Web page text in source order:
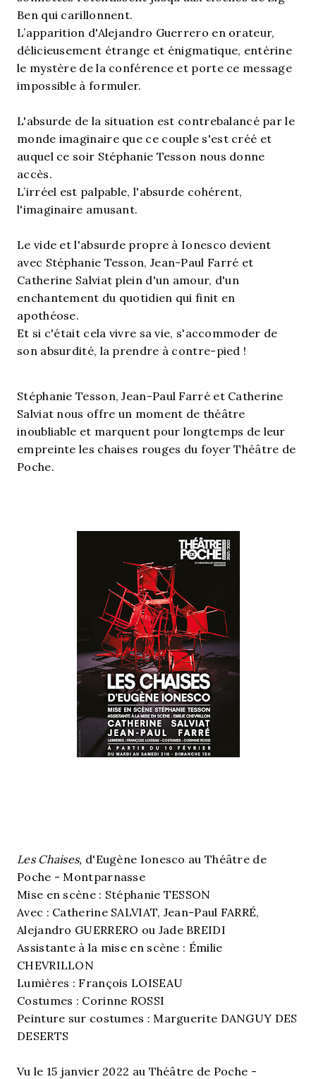
Ben qui carillonnent.
L’apparition d'Alejandro Guerrero en orateur,
délicieusement étrange et énigmatique, entérine
le mystère de la conférence et porte ce message
impossible à formuler.
L'absurde de la situation est contrebalancé par le
monde imaginaire que ce couple s'est créé et
auquel ce soir Stéphanie Tesson nous donne
accès.
L’irréel est palpable, l'absurde cohérent,
l'imaginaire amusant.
Le vide et l'absurde propre à Ionesco devient
avec Stéphanie Tesson, Jean-Paul Farré et
Catherine Salviat plein d'un amour, d'un
enchantement du quotidien qui finit en
apothéose.
Et si c'était cela vivre sa vie, s'accommoder de
son absurdité, la prendre à contre-pied !
Stéphanie Tesson, Jean-Paul Farré et Catherine
Salviat nous offre un moment de théâtre
inoubliable et marquent pour longtemps de leur
empreinte les chaises rouges du foyer Théâtre de
Poche.
Les Chaises, d'Eugène Ionesco au Théâtre de
Poche - Montparnasse
Mise en scène : Stéphanie TESSON
Avec : Catherine SALVIAT, Jean-Paul FARRÉ,
Alejandro GUERRERO ou Jade BREIDI
Assistante à la mise en scène : Émilie
CHEVRILLON
Lumières : François LOISEAU
Costumes : Corinne ROSSI
Peinture sur costumes : Marguerite DANGUY DES
DESERTS
Vu le 15 janvier 2022 au Théâtre de Poche -